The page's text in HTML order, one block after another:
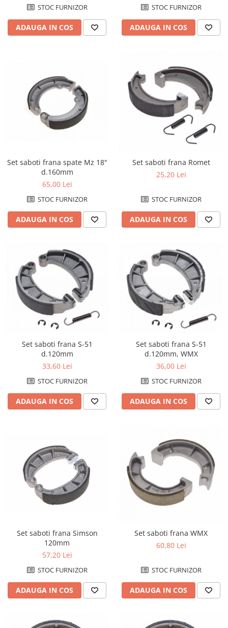
STOC FURNIZOR
ADAUGA IN COS
STOC FURNIZOR
ADAUGA IN COS
Set saboti frana spate Mz 18"
d.160mm
65,00 Lei
STOC FURNIZOR
ADAUGA IN COS
Set saboti frana Romet
25,20 Lei
STOC FURNIZOR
ADAUGA IN COS
Set saboti frana S-51
d.120mm
33,60 Lei
STOC FURNIZOR
ADAUGA IN COS
Set saboti frana S-51
d.120mm, WMX
36,00 Lei
STOC FURNIZOR
ADAUGA IN COS
Set saboti frana Simson
120mm
57,20 Lei
STOC FURNIZOR
ADAUGA IN COS
Set saboti frana WMX
60,80 Lei
STOC FURNIZOR
ADAUGA IN COS